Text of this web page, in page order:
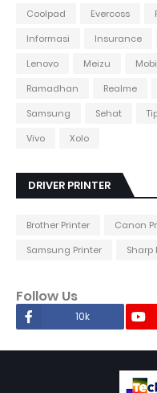
Coolpad
Evercoss
Informasi
Insurance
Lenovo
Meizu
Ramadhan
Realme
Samsung
Sehat
Vivo
Xolo
DRIVER PRINTER
Brother Printer Canon
Samsung Printer
Sharp
Follow Us
10k